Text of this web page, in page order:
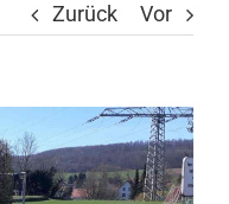
Zurück Vor